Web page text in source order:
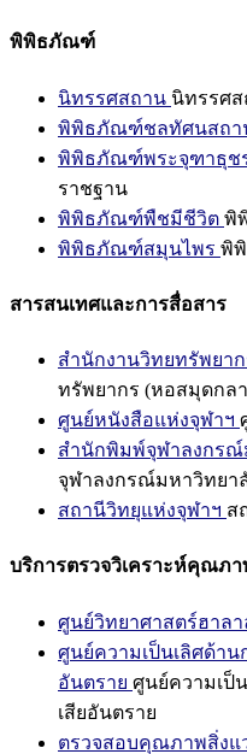
พิพิธภัณฑ์
นิทรรศสถาน นิทรรศ
พิพิธภัณฑ์ชลทัศนสถา
พิพิธภัณฑ์พระจุฑาธุช
ราชฐาน
พิพิธภัณฑ์พืชมีชีวิต พิ
พิพิธภัณฑ์สมุนไพร พิ
สารสนเทศและการสื่อสาร
สำนักงานวิทยทรัพยา
ทรัพยากร (หอสมุดกล
ศูนย์หนังสือแห่งจุฬาฯ
สำนักพิมพ์จุฬาลงกรณ์
จุฬาลงกรณ์มหาวิทยา
สถานีวิทยุแห่งจุฬาฯ ส
บริการตรวจวิเคราะห์คุณภา
ศูนย์วิทยาศาสตร์ฮาลา
ศูนย์ความเป็นเลิศด้าน
อันตราย ศูนย์ความเป็
เสียอันตราย
ตรวจสอบคุณภาพสิ่งแ